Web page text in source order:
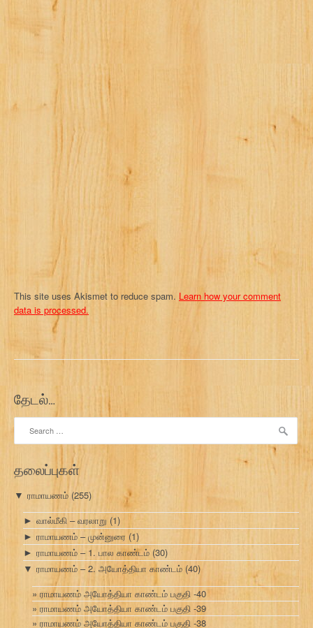
This site uses Akismet to reduce spam. Learn how your comment
data is processed.
தேடல்…
தலைப்புகள்
▼ ராமாயணம் (255)
► வால்மீகி – வரலாறு (1)
► ராமாயணம் – முன்னுரை (1)
► ராமாயணம் – 1. பால காண்டம் (30)
▼ ராமாயணம் – 2. அயோத்தியா காண்டம் (40)
ராமாயணம் அயோத்தியா காண்டம் பகுதி -40
ராமாயணம் அயோத்தியா காண்டம் பகுதி -39
ராமாயணம் அயோத்தியா காண்டம் பகுதி -38